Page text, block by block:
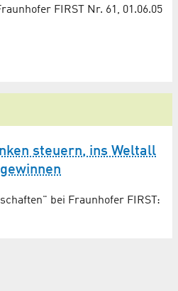
FIRST Nr. 61, 01.06.05
steuern, ins Weltall
bei Fraunhofer FIRST: